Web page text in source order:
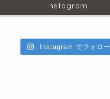
Instagram
Instagram でフォロー